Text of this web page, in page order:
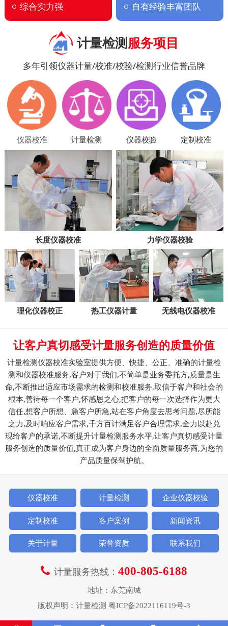
综合实力强
自有经验丰富团队
计量检测服务项目
多年引领仪器计量/校准/校验/检测行业信誉品牌
仪器校准 计量检测 仪器校验 定制校准
长度仪器校准 力学仪器校验
理化仪器校正 热工仪器计量 无线电仪器校准
让客户真切感受计量服务创造的质量价值
计量检测仪器校准实验室提供方便、快捷、公正、准确的计量检
测和仪器校准服务,客户对于我们,不简单是业务委托方,质量是生
命,不断推出适应市场需求的检测和校准服务,取信于客户和社会的
根本,善待每一个客户,怀感恩之心,把客户的每一次选择作为更大
信任,想客户所想、急客户所急,站在客户角度去思考问题,尽所能
之力,及时响应客户需求,千方百计满足客户合理需求,全力以赴兑
现给客户的承诺,不断提升计量检测服务水平,让客户真切感受计量
服务创造的质量价值,真正成为客户身边的全面质量服务商,为您的
产品质量保驾护航。
仪器校准 计量检测 企业仪器校验
定制校准 客户案例 新闻资讯
关于计量 荣誉资质 联系我们
计量服务热线： 400-805-6188
地址：东莞南城
版权声明： 计量检测 粤ICP备2022116119号-3